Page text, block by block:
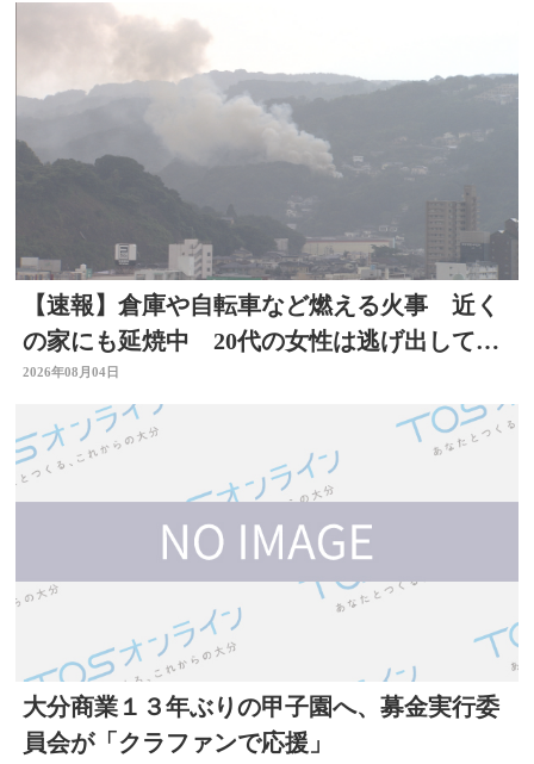
【速報】倉庫や自転車など燃える火事 近く
の家にも延焼中 20代の女性は逃げ出して無
事 大分
2026年08月04日
大分商業１３年ぶりの甲子園へ、募金実行委
員会が「クラファンで応援」